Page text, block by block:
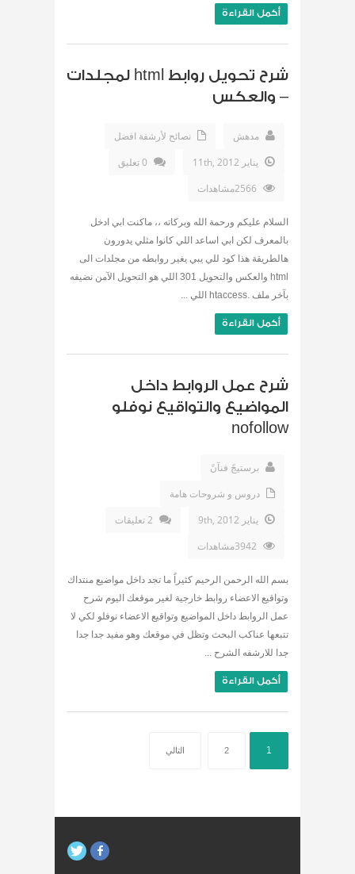
أكمل القراءة
شرح تحويل روابط html لمجلدات
– والعكس
مدهش
نصائح لأرشفة افضل
يناير 11th, 2012
0 تعليق
السلام عليكم ورحمة الله وبركاته ،، ماكنت ابي ادخل
بالمعرف لكن ابي اساعد اللي كانوا مثلي يدورون
هالطريقة هذا كود للي يبي يغير روابطه من مجلدات الى
html والعكس والتحويل 301 اللي هو التحويل الآمن نضيفه
بآخر ملف .htaccess اللي ...
أكمل القراءة
شرح عمل الروابط داخل
المواضيع والتواقيع نوفلو
nofollow
برستيجً فنآنً
دروس و شروحات هامة
يناير 9th, 2012
2 تعليقات
بسم الله الرحمن الرحيم كثيراً ما تجد داخل مواضيع منتداك
وتواقيع الاعضاء روابط خارجية لغير موقعك اليوم شرح
عمل الروابط داخل المواضيع وتواقيع الاعضاء نوفلو لكي لا
تتبعها عناكب البحث وتظل في موقعك وهو مفيد جدا جدا
جدا للارشفه الشرح ...
أكمل القراءة
1
2 التالي